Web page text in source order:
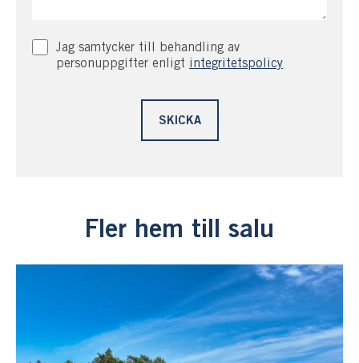
Jag samtycker till behandling av
personuppgifter enligt integritetspolicy
Fler hem till salu